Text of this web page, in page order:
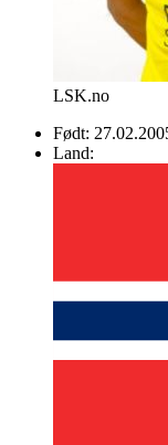
LSK.no
Født:
Land: